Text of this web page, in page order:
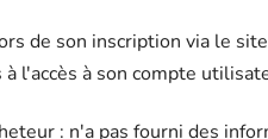
de son inscription via le
l'accès à son compte
: n'a pas fourni des